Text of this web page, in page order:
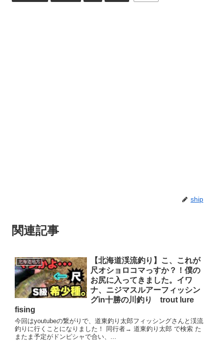
ship
関連記事
北海道地方
【北海道渓流釣り】こ、これが
尺オショロコマっすか？！僕の
お尻に入ってきました。イワ
ナ、ニジマスルアーフィッシン
グin十勝の川釣り trout lure
fising
今回はyoutubeの繋がりで、道東釣り太郎フィッシングさんと渓流
釣りに行くことになりました！ 同行者→ 道東釣り太郎 で検索 た
またま予定がドンピシャで合い、...